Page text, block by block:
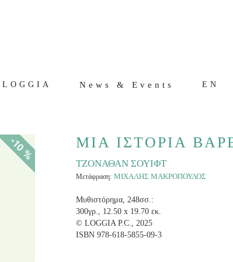
LOGGIA News & Events EN
-10 % ΜΙΑ ΙΣΤΟΡΙΑ
ΤΖΟΝΑΘΑΝ ΣΟΥΙΦΤ
Μετάφραση: ΜΙΧΑΛΗΣ ΜΑΚΡΟΠΟΥΛΟΣ
Μυθιστόρημα, 248σσ.:
300γρ., 12.50 x 19.70 εκ.
© LOGGIA P.C., 2025
ISBN 978-618-5855-09-3